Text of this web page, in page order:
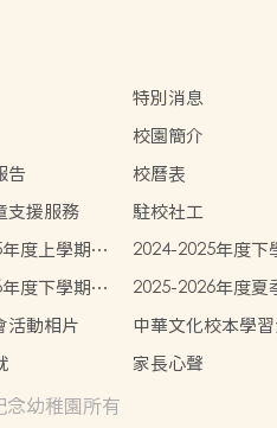
特別消息
校園簡介
告 校曆表
支援服務 駐校社工
度上學期學
2024-2025年度下
生書簿雜費
度下學期學
2025-2026年度夏
費用
活動相片 中華文化校本學
家長心聲
幼稚園所有